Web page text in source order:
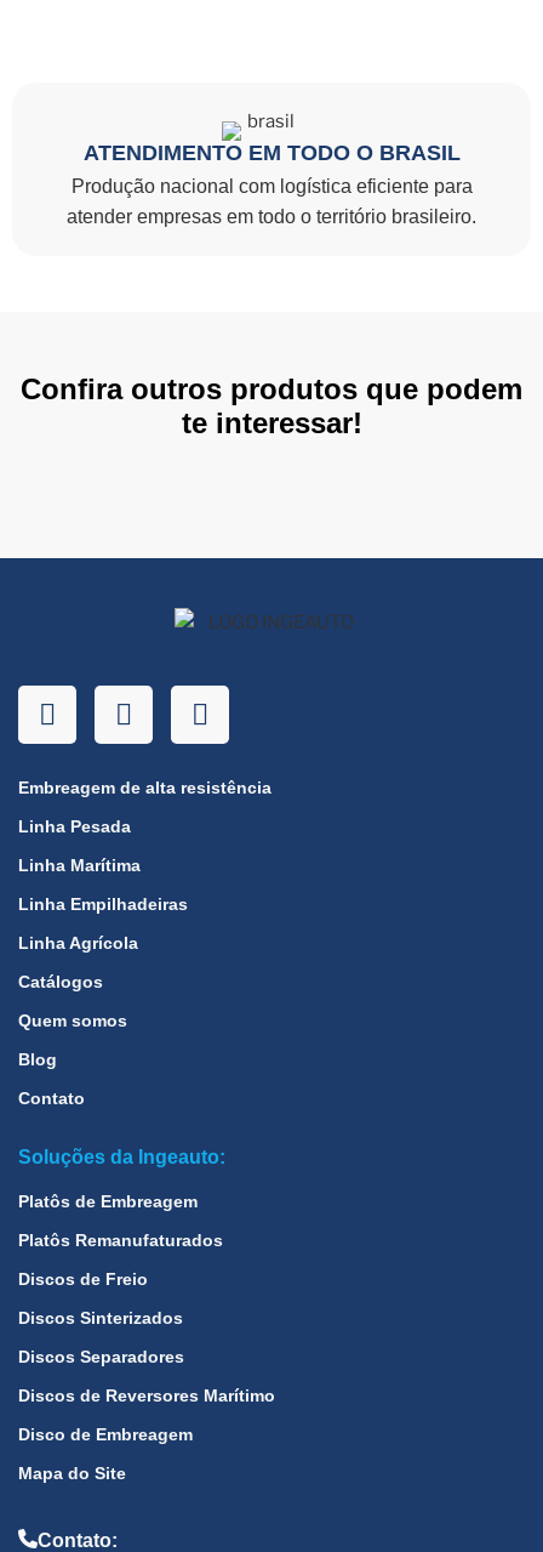
ATENDIMENTO EM TODO O BRASIL
Produção nacional com logística eficiente para
atender empresas em todo o território brasileiro.
Confira outros produtos que podem
te interessar!
Embreagem de alta resistência
Linha Pesada
Linha Marítima
Linha Empilhadeiras
Linha Agrícola
Catálogos
Quem somos
Blog
Contato
Soluções da Ingeauto:
Platôs de Embreagem
Platôs Remanufaturados
Discos de Freio
Discos Sinterizados
Discos Separadores
Discos de Reversores Marítimo
Disco de Embreagem
Mapa do Site
Contato: